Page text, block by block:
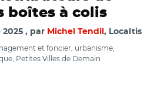
boîtes à colis
par Michel Tendil , Localtis
et foncier, urbanisme,
Petites Villes de Demain